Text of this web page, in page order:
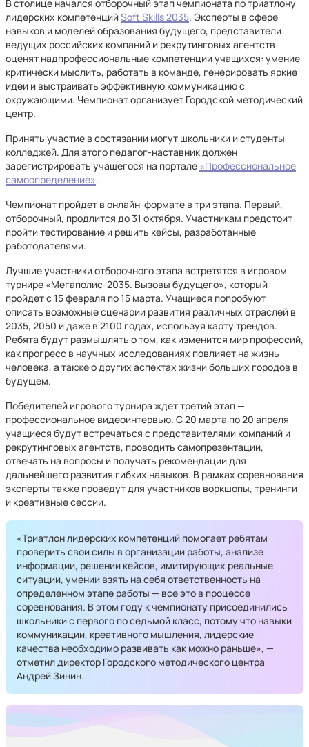
В столице начался отборочный этап чемпионата по триатлону
лидерских компетенцийSoft Skills 2035. Эксперты в сфере
навыков и моделей образования будущего, представители
ведущих российских компаний и рекрутинговых агентств
оценят надпрофессиональные компетенции учащихся: умение
критически мыслить, работать в команде, генерировать яркие
идеи и выстраивать эффективную коммуникацию с
окружающими. Чемпионат организует Городской методический
центр.
Принять участие в состязании могут школьники и студенты
колледжей. Для этого педагог-наставник должен
зарегистрировать учащегося на портале «Профессиональное
самоопределение».
Чемпионат пройдет в онлайн-формате в три этапа. Первый,
отборочный, продлится до 31 октября. Участникам предстоит
пройти тестирование и решить кейсы, разработанные
работодателями.
Лучшие участники отборочного этапа встретятся в игровом
турнире «Мегаполис-2035. Вызовы будущего», который
пройдет с 15 февраля по 15 марта. Учащиеся попробуют
описать возможные сценарии развития различных отраслей в
2035, 2050 и даже в 2100 годах, используя карту трендов.
Ребята будут размышлять о том, как изменится мир профессий,
как прогресс в научных исследованиях повлияет на жизнь
человека, а также о других аспектах жизни больших городов в
будущем.
Победителей игрового турнира ждет третий этап —
профессиональное видеоинтервью. С 20 марта по 20 апреля
учащиеся будут встречаться с представителями компаний и
рекрутинговых агентств, проводить самопрезентации,
отвечать на вопросы и получать рекомендации для
дальнейшего развития гибких навыков. В рамках соревнования
эксперты также проведут для участников воркшопы, тренинги
и креативные сессии.
«Триатлон лидерских компетенций помогает ребятам
проверить свои силы в организации работы, анализе
информации, решении кейсов, имитирующих реальные
ситуации, умении взять на себя ответственность на
определенном этапе работы — все это в процессе
соревнования. В этом году к чемпионату присоединились
школьники с первого по седьмой класс, потому что навыки
коммуникации, креативного мышления, лидерские
качества необходимо развивать как можно раньше», —
отметил директор Городского методического центра
Андрей Зинин.